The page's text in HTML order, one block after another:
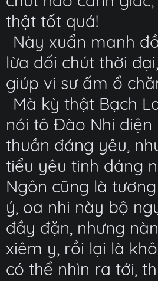
thật tốt quá!
Này xuẩn manh
lừa dối chút thời
giúp vi sư ấm ổ
Mà kỳ thật Bạch
nói tô Đào Nhi diện
thuần đáng yêu,
tiểu yêu tinh dáng
Ngôn cũng là
ý, oa nhi này bộ
đầy đặn, nhưng
xiêm y, rồi lại là
có thể nhìn ra tới,